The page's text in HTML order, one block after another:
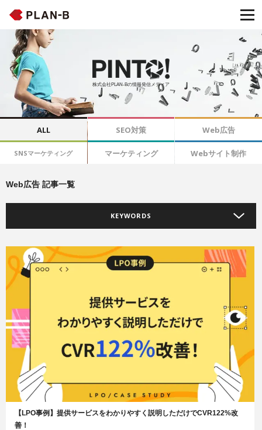
株式会社PLAN-Bの情報発信メディア
ALL SEO対策 Web広告
SNSマーケティング マーケティング Webサイト制作
Web広告 記事一覧
KEYWORDS
【LPO事例】提供サービスをわかりやすく説明しただけでCVR122%改
善！